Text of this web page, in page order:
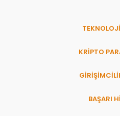
KRİPTO
BAŞARI